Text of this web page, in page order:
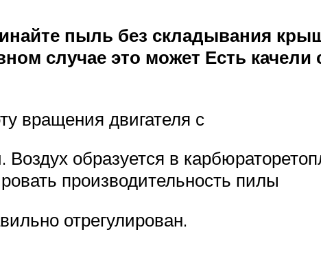
пыль без складывания
случае это может Есть качели
вращения двигателя с
Воздух образуется в
производительность пилы
отрегулирован.